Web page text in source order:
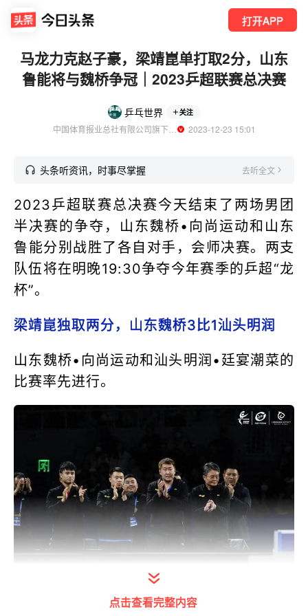
打开APP
马龙力克赵子豪，梁靖崑单打取2分，山东
鲁能将与魏桥争冠｜2023乒超联赛总决赛
乒乓世界 关注
中国体育报业总社有限公司旗下《乒乓世界》官方账号
  2023-12-23 15:01
头条听资讯，时事尽掌握 去听全文
2023乒超联赛总决赛今天结束了两场男团
半决赛的争夺，山东魏桥•向尚运动和山东
鲁能分别战胜了各自对手，会师决赛。两支
队伍将在明晚19:30争夺今年赛季的乒超“龙
杯”。
梁靖崑独取两分，山东魏桥3比1汕头明润
山东魏桥•向尚运动和汕头明润•廷宴潮菜的
比赛率先进行。
打开今日头条查看图片详情
点击查看完整内容